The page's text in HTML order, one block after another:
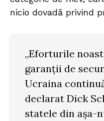
nicio dovadă privind
„Eforturile
garanții de
Ucraina
declarat Dick
statele din așa-